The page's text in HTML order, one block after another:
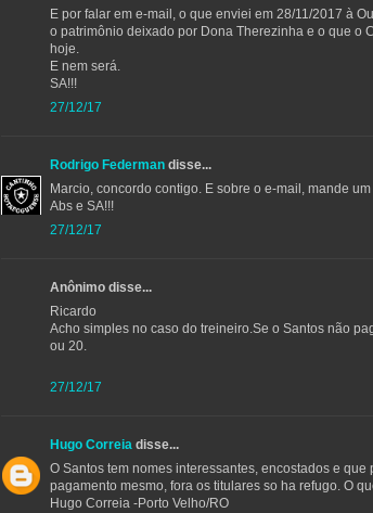
E por falar em e-mail, o que enviei em 28/11/2017 à
o patrimônio deixado por Dona Therezinha e o que o
hoje.
E nem será.
SA!!!
27/12/17
Rodrigo Federman disse...
Marcio, concordo contigo. E sobre o e-mail, mande
Abs e SA!!!
27/12/17
Anônimo disse...
Ricardo
Acho simples no caso do treineiro.Se o Santos não
ou 20.
27/12/17
Hugo Correia disse...
O Santos tem nomes interessantes, encostados e
pagamento mesmo, fora os titulares so ha refugo. O
Hugo Correia -Porto Velho/RO